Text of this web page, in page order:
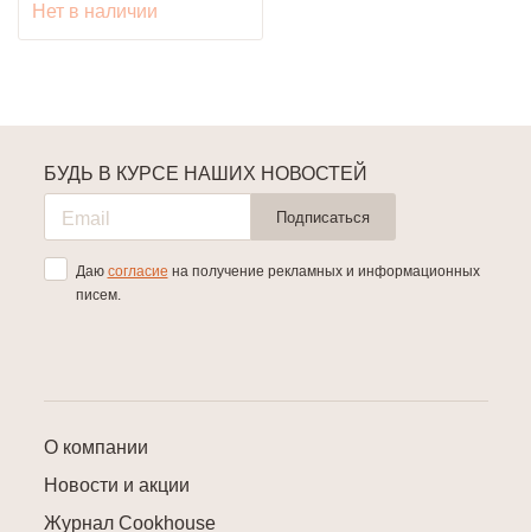
Нет в наличии
О компании
Новости и акции
Журнал Cookhouse
БУДЬ В КУРСЕ НАШИХ НОВОСТЕЙ
Подписаться
Даю согласие на получение рекламных и информационных
писем.